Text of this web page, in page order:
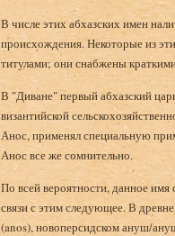
В числе этих абхазских имен
происхождения. Некоторые из
титулами; они снабжены
В "Диване" первый абхазский
византийской
Анос, применял специальную
Анос все же сомнительно.
По всей вероятности, данное
связи с этим следующее. В
(anos), новоперсидском ануш/